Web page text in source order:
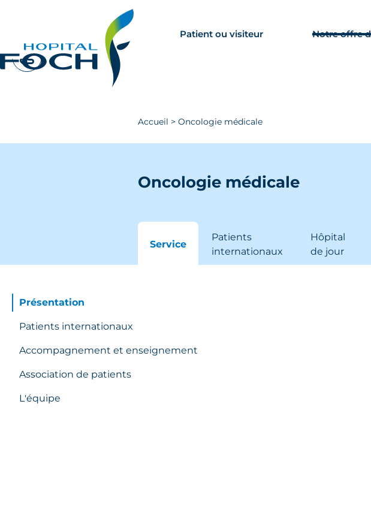
Venir à Foch
Accueil > Oncologie médicale
Oncologie médicale
Service
Patients
internationaux
Hôpital
de jour
Présentation
Patients internationaux
Accompagnement et enseignement
Association de patients
L'équipe